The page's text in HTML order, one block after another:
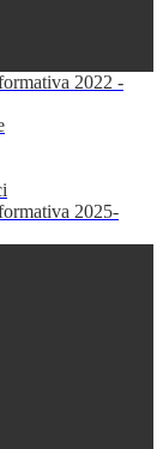
2022 -
2025-